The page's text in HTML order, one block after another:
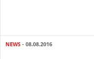
NEWS - 08.08.2016